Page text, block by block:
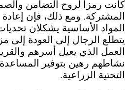
كانت رمزا لروح التضامن
المشتركة. ومع ذلك، فإن إعادة
المواد الأساسية يشكلان
يتطلع الرجال إلى العودة إلى
العمل الذي يعيل أسرهم
نشاطهم رهين بتوفير المساعدة
التحتية الزراعية.